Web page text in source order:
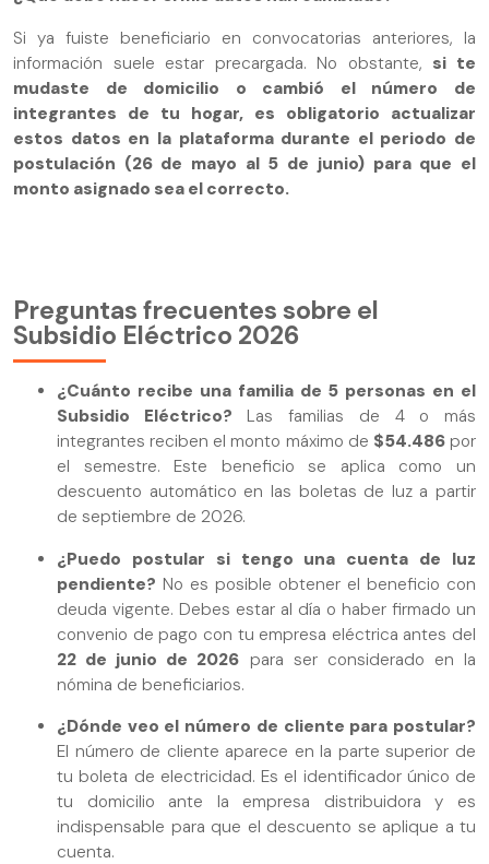
Si ya fuiste beneficiario en convocatorias anteriores, la
información suele estar precargada. No obstante, si te
mudaste de domicilio o cambió el número de
integrantes de tu hogar, es obligatorio actualizar
estos datos en la plataforma durante el periodo de
postulación (26 de mayo al 5 de junio) para que el
monto asignado sea el correcto.
Preguntas frecuentes sobre el
Subsidio Eléctrico 2026
¿Cuánto recibe una familia de 5 personas en el
Subsidio Eléctrico? Las familias de 4 o más
integrantes reciben el monto máximo de $54.486por
el semestre. Este beneficio se aplica como un
descuento automático en las boletas de luz a partir
de septiembre de 2026.
¿Puedo postular si tengo una cuenta de luz
pendiente? No es posible obtener el beneficio con
deuda vigente. Debes estar al día o haber firmado un
convenio de pago con tu empresa eléctrica antes del
22 de junio de 2026 para ser considerado en la
nómina de beneficiarios.
¿Dónde veo el número de cliente para postular?
El número de cliente aparece en la parte superior de
tu boleta de electricidad. Es el identificador único de
tu domicilio ante la empresa distribuidora y es
indispensable para que el descuento se aplique a tu
cuenta.